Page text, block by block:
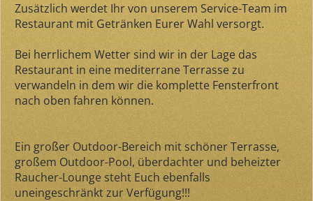
Zusätzlich werdet Ihr von unserem Service-Team im
Restaurant mit Getränken Eurer Wahl versorgt.
Bei herrlichem Wetter sind wir in der Lage das
Restaurant in eine mediterrane Terrasse zu
verwandeln in dem wir die komplette Fensterfront
nach oben fahren können.
Ein großer Outdoor-Bereich mit schöner Terrasse,
großem Outdoor-Pool, überdachter und beheizter
Raucher-Lounge steht Euch ebenfalls
uneingeschränkt zur Verfügung!!!